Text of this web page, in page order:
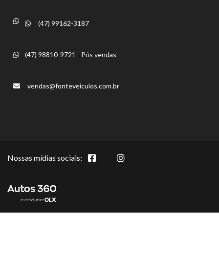
(47) 99162-3187
(47) 98810-9721 - Pós vendas
vendas@fonteveiculos.com.br
Nossas mídias sociais: